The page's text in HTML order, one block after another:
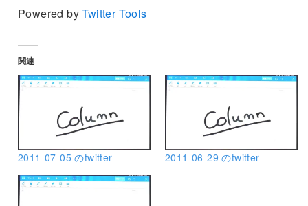
Powered byTwitter Tools
関連
2011-07-05 のtwitter 2011-06-29 のtwitter